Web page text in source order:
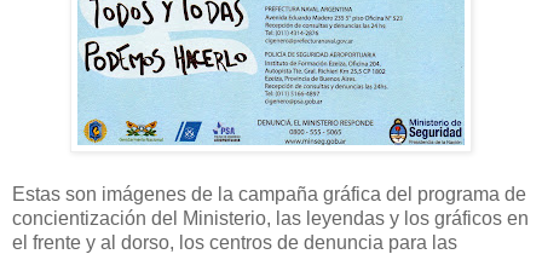
Estas son imágenes de la campaña gráfica del programa de
concientización del Ministerio, las leyendas y los gráficos en
el frente y al dorso, los centros de denuncia para las